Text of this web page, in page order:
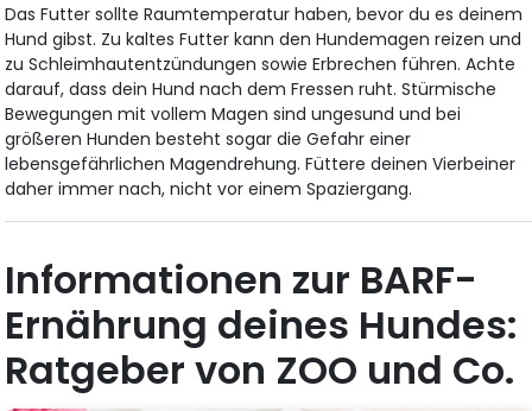
Das Futter sollte Raumtemperatur haben, bevor du es deinem
Hund gibst. Zu kaltes Futter kann den Hundemagen reizen und
zu Schleimhautentzündungen sowie Erbrechen führen. Achte
darauf, dass dein Hund nach dem Fressen ruht. Stürmische
Bewegungen mit vollem Magen sind ungesund und bei
größeren Hunden besteht sogar die Gefahr einer
lebensgefährlichen Magendrehung. Füttere deinen Vierbeiner
daher immer nach, nicht vor einem Spaziergang.
Informationen zur BARF-
Ernährung deines Hundes:
Ratgeber von ZOO und Co.